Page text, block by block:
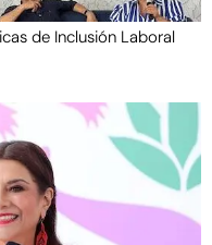
de Inclusión Laboral